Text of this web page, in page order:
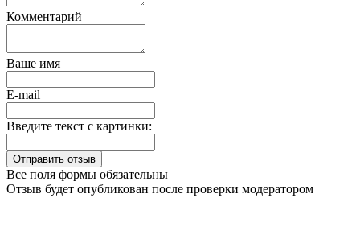
Комментарий
Ваше имя
E-mail
Введите текст с картинки:
Все поля формы обязательны
Отзыв будет опубликован после проверки модератором